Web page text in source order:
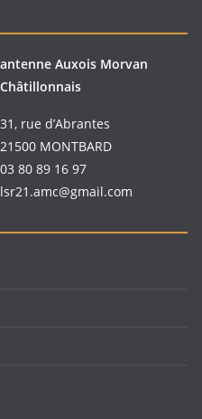
antenne Auxois Morvan
Châtillonnais
31, rue d’Abrantes
21500 MONTBARD
03 80 89 16 97
lsr21.amc@gmail.com